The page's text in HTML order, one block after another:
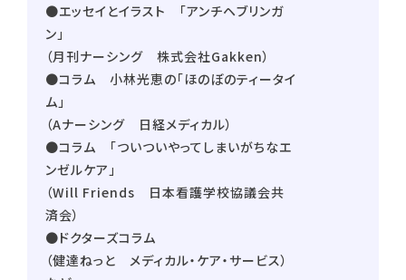
●エッセイとイラスト 「アンチヘブリンガ
ン」
（月刊ナーシング 株式会社Gakken）
●コラム 小林光恵の「ほのぼのティータイ
ム」
（Aナーシング 日経メディカル）
●コラム 「ついついやってしまいがちなエ
ンゼルケア」
（Will Friends 日本看護学校協議会共
済会）
●ドクターズコラム
（健達ねっと メディカル・ケア・サービス）